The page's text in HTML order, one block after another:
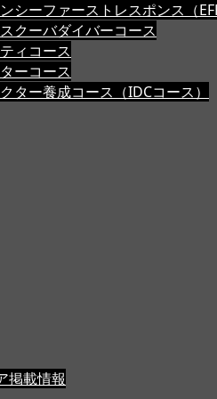
シーファーストレスポンス（
クーバダイバーコース
ィコース
ーコース
ター養成コース（IDCコース）
掲載情報